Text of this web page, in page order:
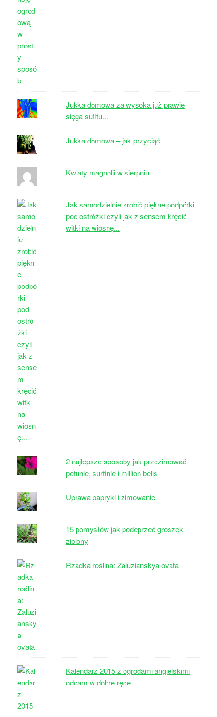
Jukka domowa za wysoka już prawie
sięga sufitu...
Jukka domowa – jak przyciąć.
Kwiaty magnolii w sierpniu
Jak samodzielnie zrobić piękne podpórki
pod ostróżki czyli jak z sensem kręcić
witki na wiosnę...
2 najlepsze sposoby jak przezimować
petunie, surfinie i million bells
Uprawa papryki i zimowanie.
15 pomysłów jak podeprzeć groszek
zielony
Rzadka roślina: Zaluzianskya ovata
Kalendarz 2015 z ogrodami angielskimi
oddam w dobre ręce…